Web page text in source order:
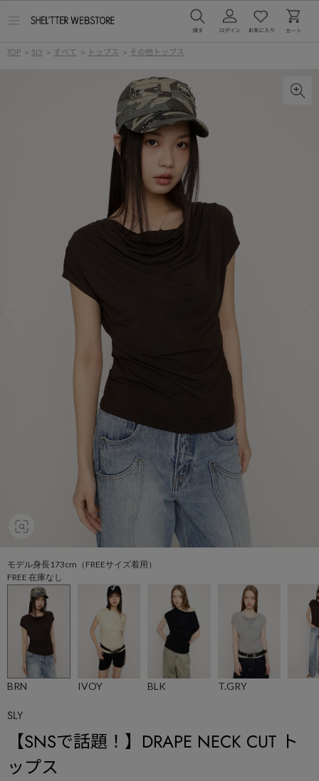
ー
TOP > SLY > すべて > トップス > その他トップス
モデル身長173cm（FREEサイズ着用）
FREE 在庫なし
BRN IVOY BLK T.GRY
SLY
【SNSで話題！】DRAPE NECK CUT ト
ップス